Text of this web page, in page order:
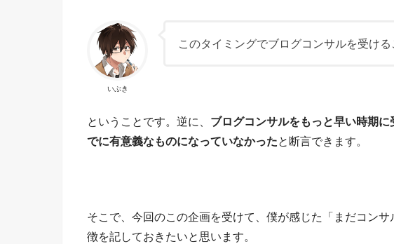
いぶき
このタイミングでブログコンサルを受け
ということです。逆に、 ブログコンサルをもっと早い時期
でに有意義なものになっていなかった と断言できます。
そこで、今回のこの企画を受けて、僕が感じた「まだコン
徴を記しておきたいと思います。